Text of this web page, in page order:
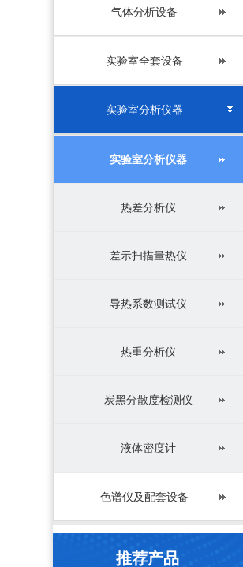
气体分析设备
实验室全套设备
实验室分析仪器
实验室分析仪器
热差分析仪
差示扫描量热仪
导热系数测试仪
热重分析仪
炭黑分散度检测仪
液体密度计
色谱仪及配套设备
推荐产品